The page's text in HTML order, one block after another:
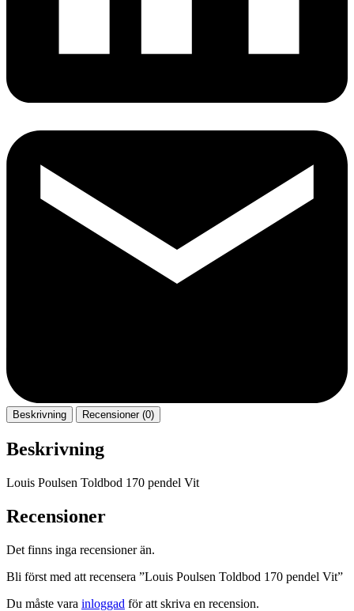
Beskrivning Recensioner (0)
Beskrivning
Louis Poulsen Toldbod 170 pendel Vit
Recensioner
Det finns inga recensioner än.
Bli först med att recensera ”Louis Poulsen Toldbod 170 pendel Vit”
Du måste vara inloggad för att skriva en recension.